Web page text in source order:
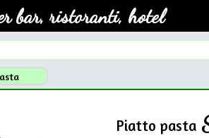
bar, ristoranti, hotel
Piatto pasta